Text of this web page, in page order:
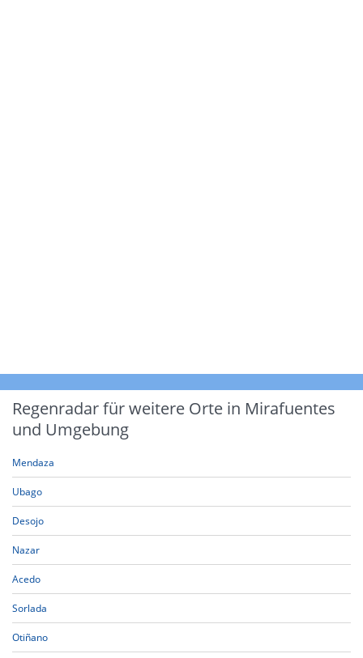
Regenradar für weitere Orte in Mirafuentes
und Umgebung
Mendaza
Ubago
Desojo
Nazar
Acedo
Sorlada
Otiñano